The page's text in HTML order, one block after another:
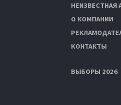
НЕИЗВЕСТНАЯ
О КОМПАНИИ
КОНТАКТЫ
ВЫБОРЫ 2026